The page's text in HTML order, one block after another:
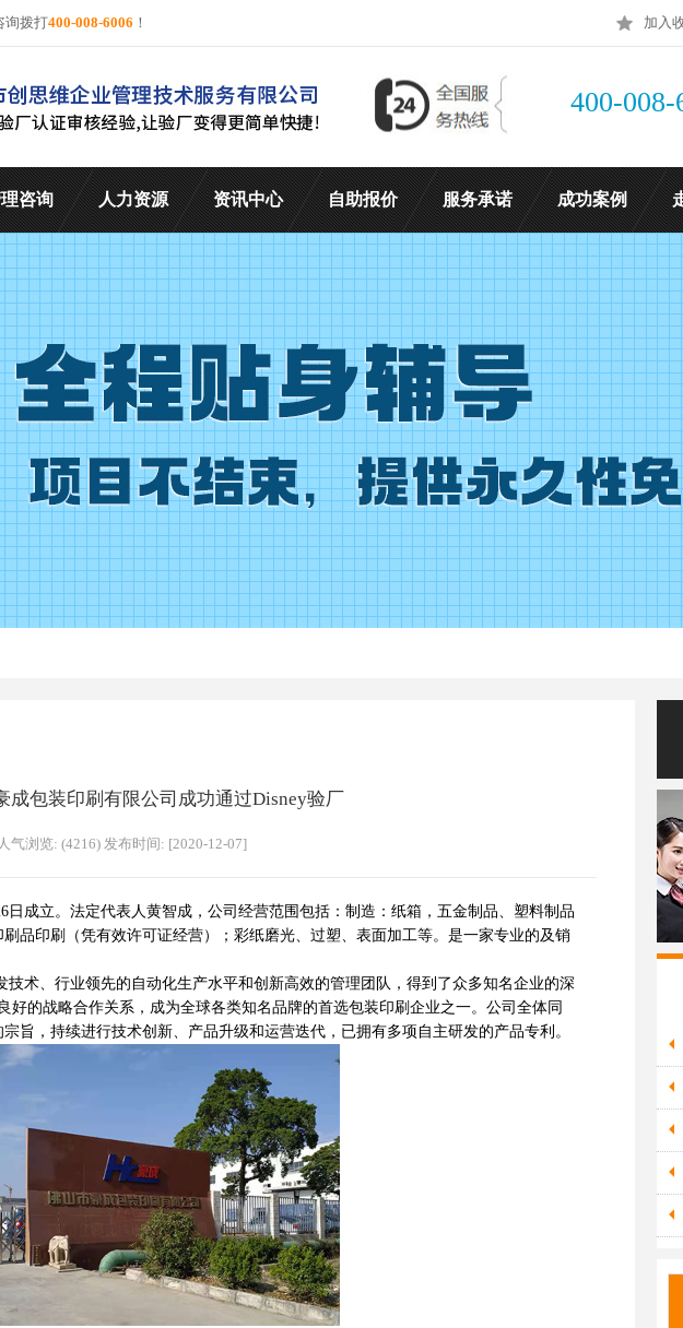
加入
询拨打400-008-6006 ！
400-008-
咨询 人力资源 资讯中心 自助报价 服务承诺 成功案例
证
成包装印刷有限公司成功通过Disney验厂
人气浏览: (4216) 发布时间: [2020-12-07]
成立。法定代表人黄智成，公司经营范围包括：制造：纸箱，五金制品、塑料制品
品印刷（凭有效许可证经营）；彩纸磨光、过塑、表面加工等。是一家专业的及销
、行业领先的自动化生产水平和创新高效的管理团队，得到了众多知名企业的深
好的战略合作关系，成为全球各类知名品牌的首选包装印刷企业之一。公司全体同
旨，持续进行技术创新、产品升级和运营迭代，已拥有多项自主研发的产品专利。